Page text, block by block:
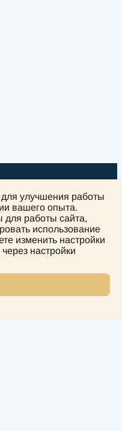
+
улучшения работы
вашего опыта.
для работы сайта,
использование
изменить настройки
настройки